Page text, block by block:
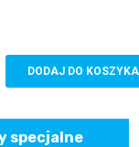
DODAJ DO KOSZYKA
specjalne